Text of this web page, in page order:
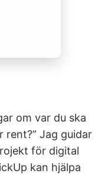
om var du ska
rent?” Jag guidar
för digital
kan hjälpa